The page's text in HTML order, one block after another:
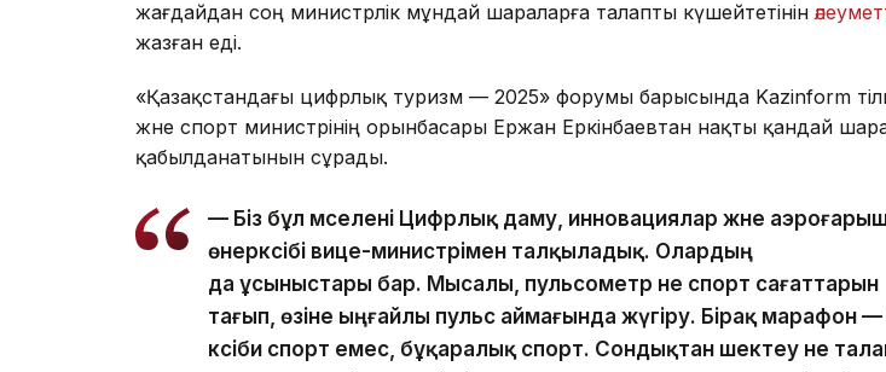
жағдайдан соң министрлік мұндай шараларға талапты күшейтетінін
жазған еді.
«Қазақстандағы цифрлық туризм — 2025» форумы барысында Kazinform
және спорт министрінің орынбасары Ержан Еркінбаевтан нақты қандай
қабылданатынын сұрады.
— Біз бұл мәселені Цифрлық даму, инновациялар және
өнеркәсібі вице-министрімен талқыладық. Олардың
да ұсыныстары бар. Мысалы, пульсометр не спорт сағаттарын
тағып, өзіне ыңғайлы пульс аймағында жүгіру. Бірақ марафон —
кәсіби спорт емес, бұқаралық спорт. Сондықтан шектеу не